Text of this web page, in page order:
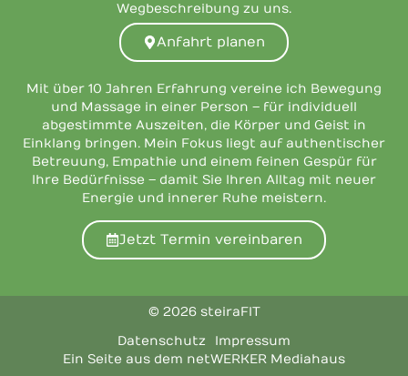
Wegbeschreibung zu uns.
Anfahrt planen
Mit über 10 Jahren Erfahrung vereine ich Bewegung
und Massage in einer Person – für individuell
abgestimmte Auszeiten, die Körper und Geist in
Einklang bringen. Mein Fokus liegt auf authentischer
Betreuung, Empathie und einem feinen Gespür für
Ihre Bedürfnisse – damit Sie Ihren Alltag mit neuer
Energie und innerer Ruhe meistern.
Jetzt Termin vereinbaren
© 2026 steiraFIT
Datenschutz
Impressum
Ein Seite aus dem netWERKER Mediahaus